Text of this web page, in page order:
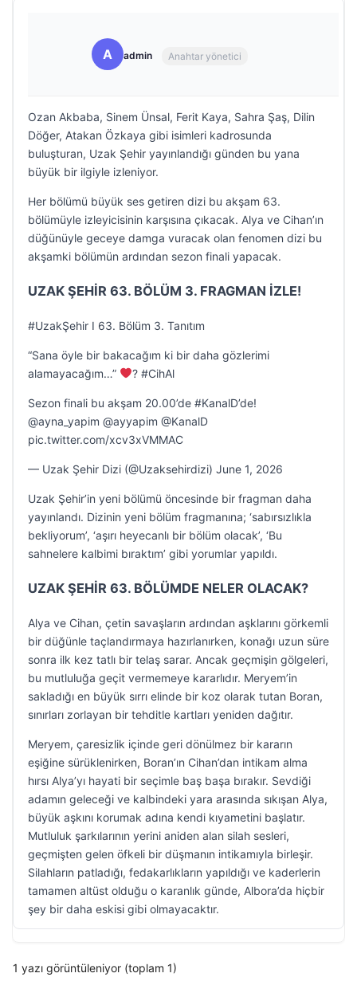
A admin Anahtar yönetici
Ozan Akbaba, Sinem Ünsal, Ferit Kaya, Sahra Şaş, Dilin
Döğer, Atakan Özkaya gibi isimleri kadrosunda
buluşturan, Uzak Şehir yayınlandığı günden bu yana
büyük bir ilgiyle izleniyor.
Her bölümü büyük ses getiren dizi bu akşam 63.
bölümüyle izleyicisinin karşısına çıkacak. Alya ve Cihan’ın
düğünüyle geceye damga vuracak olan fenomen dizi bu
akşamki bölümün ardından sezon finali yapacak.
UZAK ŞEHİR 63. BÖLÜM 3. FRAGMAN İZLE!
#UzakŞehir I 63. Bölüm 3. Tanıtım
“Sana öyle bir bakacağım ki bir daha gözlerimi
alamayacağım…”
‍? #CihAl
Sezon finali bu akşam 20.00’de #KanalD’de!
@ayna_yapim @ayyapim @KanalD
pic.twitter.com/xcv3xVMMAC
— Uzak Şehir Dizi (@Uzaksehirdizi) June 1, 2026
Uzak Şehir’in yeni bölümü öncesinde bir fragman daha
yayınlandı. Dizinin yeni bölüm fragmanına; ‘sabırsızlıkla
bekliyorum’, ‘aşırı heyecanlı bir bölüm olacak’, ‘Bu
sahnelere kalbimi bıraktım’ gibi yorumlar yapıldı.
UZAK ŞEHİR 63. BÖLÜMDE NELER OLACAK?
Alya ve Cihan, çetin savaşların ardından aşklarını görkemli
bir düğünle taçlandırmaya hazırlanırken, konağı uzun süre
sonra ilk kez tatlı bir telaş sarar. Ancak geçmişin gölgeleri,
bu mutluluğa geçit vermemeye kararlıdır. Meryem’in
sakladığı en büyük sırrı elinde bir koz olarak tutan Boran,
sınırları zorlayan bir tehditle kartları yeniden dağıtır.
Meryem, çaresizlik içinde geri dönülmez bir kararın
eşiğine sürüklenirken, Boran’ın Cihan’dan intikam alma
hırsı Alya’yı hayati bir seçimle baş başa bırakır. Sevdiği
adamın geleceği ve kalbindeki yara arasında sıkışan Alya,
büyük aşkını korumak adına kendi kıyametini başlatır.
Mutluluk şarkılarının yerini aniden alan silah sesleri,
geçmişten gelen öfkeli bir düşmanın intikamıyla birleşir.
Silahların patladığı, fedakarlıkların yapıldığı ve kaderlerin
tamamen altüst olduğu o karanlık günde, Albora’da hiçbir
şey bir daha eskisi gibi olmayacaktır.
1 yazı görüntüleniyor (toplam 1)